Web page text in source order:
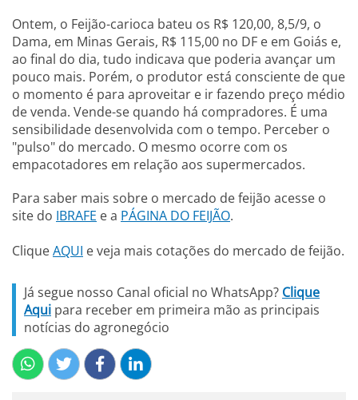
Ontem, o Feijão-carioca bateu os R$ 120,00, 8,5/9, o
Dama, em Minas Gerais, R$ 115,00 no DF e em Goiás e,
ao final do dia, tudo indicava que poderia avançar um
pouco mais. Porém, o produtor está consciente de que
o momento é para aproveitar e ir fazendo preço médio
de venda. Vende-se quando há compradores. É uma
sensibilidade desenvolvida com o tempo. Perceber o
"pulso" do mercado. O mesmo ocorre com os
empacotadores em relação aos supermercados.
Para saber mais sobre o mercado de feijão acesse o
site do IBRAFE e a PÁGINA DO FEIJÃO.
​CliqueAQUI e veja mais cotações do mercado de feijão.
Já segue nosso Canal oficial no WhatsApp? Clique
Aqui para receber em primeira mão as principais
notícias do agronegócio